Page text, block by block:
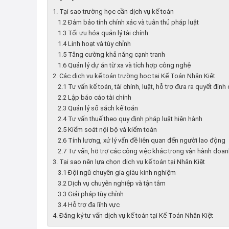
1. Tại sao trường học cần dịch vụ kế toán
1.2 Đảm bảo tính chính xác và tuân thủ pháp luật
1.3 Tối ưu hóa quản lý tài chính
1.4 Linh hoạt và tùy chỉnh
1.5 Tăng cường khả năng cạnh tranh
1.6 Quản lý dự án từ xa và tích hợp công nghệ
2. Các dịch vụ kế toán trường học tại Kế Toán Nhân Kiệt
2.1 Tư vấn kế toán, tài chính, luật, hỗ trợ đưa ra quyết định
2.2 Lập báo cáo tài chính
2.3 Quản lý sổ sách kế toán
2.4 Tư vấn thuế theo quy định pháp luật hiện hành
2.5 Kiểm soát nội bộ và kiểm toán
2.6 Tính lương, xử lý vấn đề liên quan đến người lao động
2.7 Tư vấn, hỗ trợ các công việc khác trong vận hành
3. Tại sao nên lựa chọn dịch vụ kế toán tại Nhân Kiệt
3.1 Đội ngũ chuyên gia giàu kinh nghiệm
3.2 Dịch vụ chuyên nghiệp và tận tâm
3.3 Giải pháp tùy chỉnh
3.4 Hỗ trợ đa lĩnh vực
4. Đăng ký tư vấn dịch vụ kế toán tại Kế Toán Nhân Kiệt